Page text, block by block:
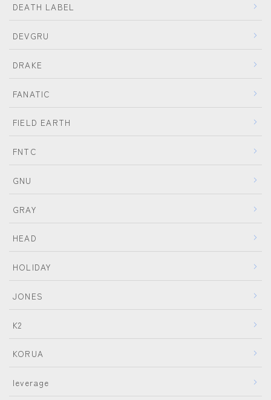
DEATH LABEL
DEVGRU
DRAKE
FANATIC
FIELD EARTH
FNTC
GNU
GRAY
HEAD
HOLIDAY
JONES
K2
KORUA
leverage